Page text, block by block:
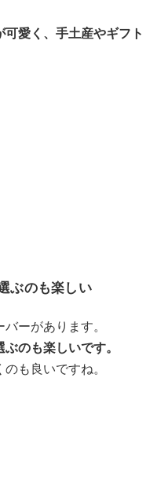
可愛く、手土産やギフト
ぶのも楽しい
ーがあります。
のも楽しいです。
も良いですね。